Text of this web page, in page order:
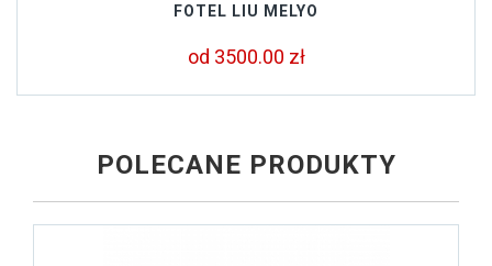
FOTEL LIU MELYO
od 3500.00 zł
POLECANE PRODUKTY